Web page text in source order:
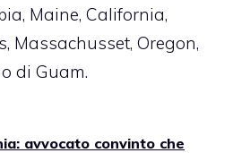
Maine, California,
Massachusset, Oregon,
di Guam.
avvocato convinto che